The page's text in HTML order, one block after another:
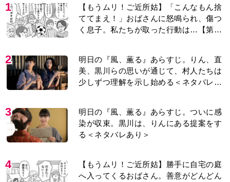
1
【もうムリ！ご近所姑】「こんなもん捨
ててまえ！」おばさんに怒鳴られ、傷つ
く息子。私たちが取った行動は…【第3
2
明日の『風、薫る』あらすじ。りん、直
美、黒川らの思いが通じて、村人たちは
少しずつ理解を示し始める＜ネタバレあ
3
明日の『風、薫る』あらすじ。ついに感
染が収束。黒川は、りんにある提案をす
る＜ネタバレあり＞
4
【もうムリ！ご近所姑】勝手に自宅の庭
へ入ってくるおばさん。善意がどんどん